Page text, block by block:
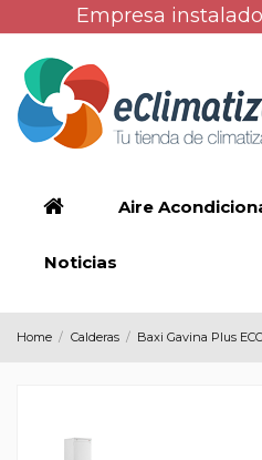
Empresa
Aire
Noticias
Home Calderas Baxi Gavina Plus